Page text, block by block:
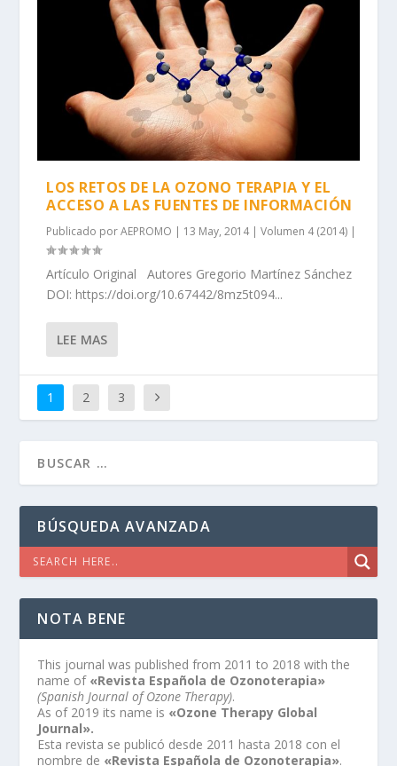
LOS RETOS DE LA OZONO TERAPIA Y EL
ACCESO A LAS FUENTES DE INFORMACIÓN
Publicado porAEPROMO | 13 May, 2014|Volumen 4 (2014) |
Artículo Original Autores Gregorio Martínez Sánchez
DOI: https://doi.org/10.67442/8mz5t094...
LEE MAS
1 2 3
BÚSQUEDA AVANZADA
NOTA BENE
This journal was published from 2011 to 2018 with the
name of «Revista Española de Ozonoterapia»
(Spanish Journal of Ozone Therapy).
As of 2019 its name is «Ozone Therapy Global
Journal».
Esta revista se publicó desde 2011 hasta 2018 con el
nombre de «Revista Española de Ozonoterapia».